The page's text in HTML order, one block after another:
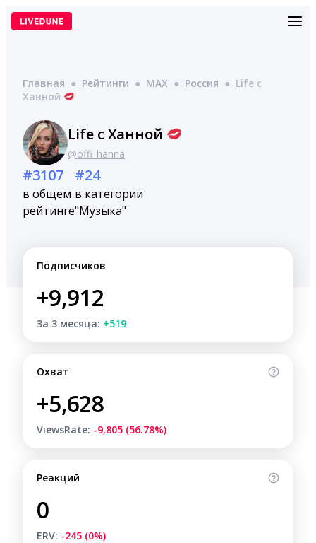
Перейти
Главная ● Рейтинги ● MAX ● Россия ● Life с
Ханной
Life с Ханной
@offi_hanna
#3107
в общем
рейтинге
#24
в категории
"Музыка"
Подписчиков
+9,912
За 3 месяца: +519
Охват
+5,628
ViewsRate: -9,805 (56.78%)
Реакций
0
ERV: -245 (0%)